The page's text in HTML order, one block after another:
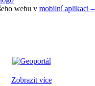
webu v mobilní aplikaci –
Zobrazit více